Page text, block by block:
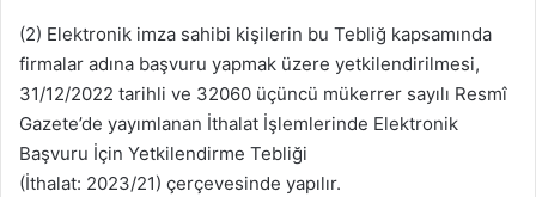
(2) Elektronik imza sahibi kişilerin bu Tebliğ kapsamında
firmalar adına başvuru yapmak üzere yetkilendirilmesi,
31/12/2022 tarihli ve 32060 üçüncü mükerrer sayılı Resmî
Gazete’de yayımlanan İthalat İşlemlerinde Elektronik
Başvuru İçin Yetkilendirme Tebliği
(İthalat: 2023/21) çerçevesinde yapılır.